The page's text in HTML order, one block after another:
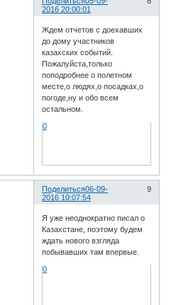
2016 20:00:01
Ждем отчетов с доехавших
до дому участников
казахских событий.
Пожалуйста,только
поподробнее о полетном
месте,о людях,о посадках,о
погоде,ну и обо всем
остальном.
0
Поделиться 9
06-09-
2016 10:07:54
Я уже неоднократно писал о
Казахстане, поэтому будем
ждать нового взгляда
побывавших там впервые.
0